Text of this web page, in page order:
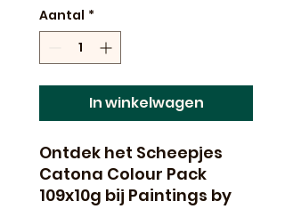
Aantal *
In winkelwagen
Ontdek het Scheepjes
Catona Colour Pack
109x10g bij Paintings by